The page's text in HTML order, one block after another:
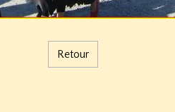
Retour